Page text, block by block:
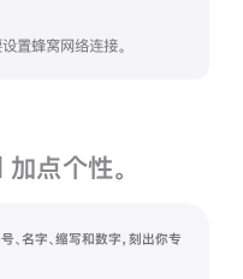
置蜂窝网络连接。
点个性。
、名字、缩写和数字，刻出你专